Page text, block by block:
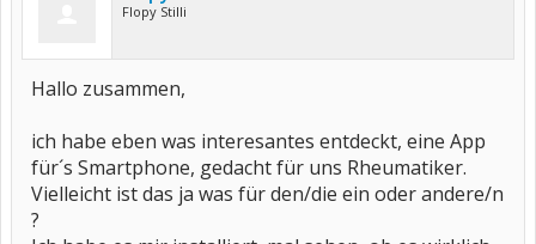
Flopy Stilli
Hallo zusammen,
ich habe eben was interesantes entdeckt, eine App
für´s Smartphone, gedacht für uns Rheumatiker.
Vielleicht ist das ja was für den/die ein oder andere/n
?